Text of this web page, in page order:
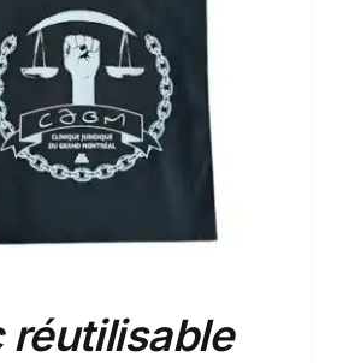
réutilisable